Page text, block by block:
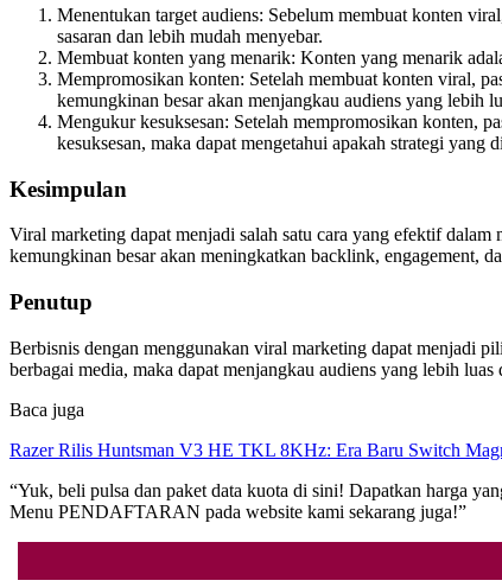
Menentukan target audiens: Sebelum membuat konten
sasaran dan lebih mudah menyebar.
Membuat konten yang menarik: Konten yang menarik
Mempromosikan konten: Setelah membuat konten viral,
kemungkinan besar akan menjangkau audiens yang lebih
Mengukur kesuksesan: Setelah mempromosikan konten,
kesuksesan, maka dapat mengetahui apakah strategi yang
Kesimpulan
Viral marketing dapat menjadi salah satu cara yang efektif
kemungkinan besar akan meningkatkan backlink, engagement,
Penutup
Berbisnis dengan menggunakan viral marketing dapat menjadi
berbagai media, maka dapat menjangkau audiens yang lebih
Baca juga
Razer Rilis Huntsman V3 HE TKL 8KHz: Era Baru Switch
“Yuk, beli pulsa dan paket data kuota di sini! Dapatkan harga
Menu PENDAFTARAN pada website kami sekarang juga!”